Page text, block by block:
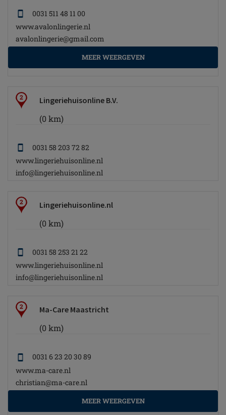
0031 511 48 11 00
www.avalonlingerie.nl
avalonlingerie@gmail.com
MEER WEERGEVEN
2 Lingeriehuisonline B.V.
(0 km)
0031 58 203 72 82
www.lingeriehuisonline.nl
info@lingeriehuisonline.nl
2 Lingeriehuisonline.nl
(0 km)
0031 58 253 21 22
www.lingeriehuisonline.nl
info@lingeriehuisonline.nl
2 Ma-Care Maastricht
(0 km)
0031 6 23 20 30 89
www.ma-care.nl
christian@ma-care.nl
MEER WEERGEVEN